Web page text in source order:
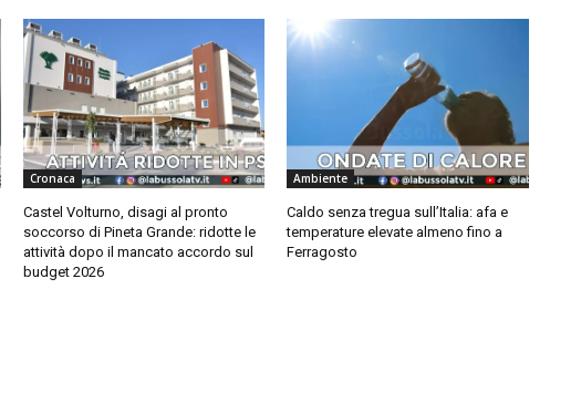
Cronaca
Castel Volturno, disagi al pronto
soccorso di Pineta Grande: ridotte le
attività dopo il mancato accordo sul
budget 2026
Ambiente
Caldo senza tregua sull’Italia: afa e
temperature elevate almeno fino a
Ferragosto